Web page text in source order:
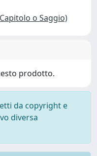
o Saggio)
prodotto.
da copyright e
diversa